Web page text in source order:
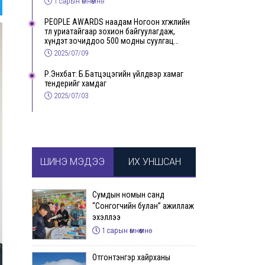
PEOPLE AWARDS наадам Ногоон хөгжлийн
төлөө уриатайгаар зохион байгуулагдаж,
хүндэт зочиддоо 500 модны суулгац
бэлэглэлээ
2025/07/09
Р.Энхбат: Б.Батцэцэгийн үйлдвэр хамаг
тендерийг хамдаг
2025/07/03
ШИНЭ МЭДЭЭ ИХ УНШСАН
Сумдын номын санд
“Сонгогчийн булан” ажиллаж
эхэллээ
1 сарын өмнөөмнө
Отгонтэнгэр хайрханы